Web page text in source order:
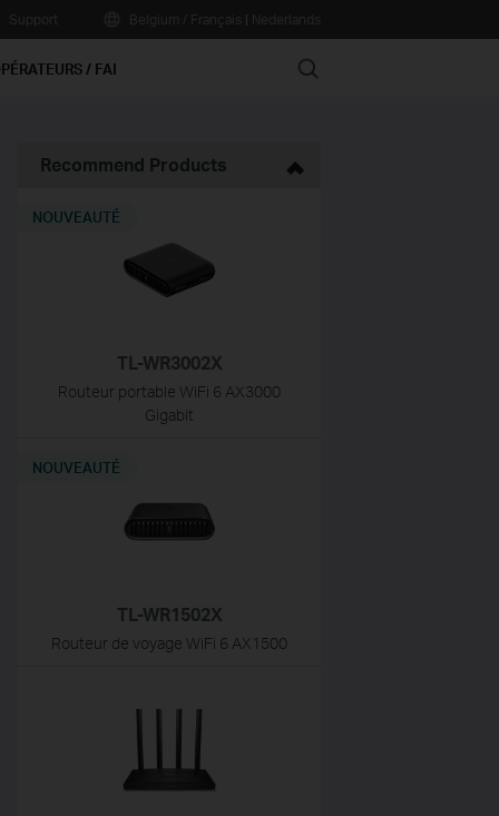
|
/ FAI Search
Recommend Products
TL-WR3002X
Routeur portable WiFi 6 AX3000
Gigabit
NOUVEAUTÉ
TL-WR1502X
Routeur de voyage WiFi 6 AX1500
NOUVEAUTÉ